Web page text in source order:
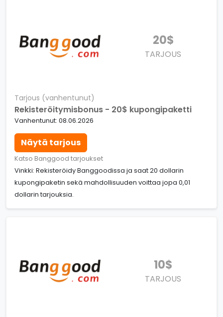
20$
TARJOUS
Tarjous (vanhentunut)
Rekisteröitymisbonus - 20$ kupongipaketti
Vanhentunut: 08.06.2026
Näytä tarjous
Katso Banggood tarjoukset
Vinkki: Rekisteröidy Banggoodissa ja saat 20 dollarin
kupongipaketin sekä mahdollisuuden voittaa jopa 0,01
dollarin tarjouksia.
10$
TARJOUS